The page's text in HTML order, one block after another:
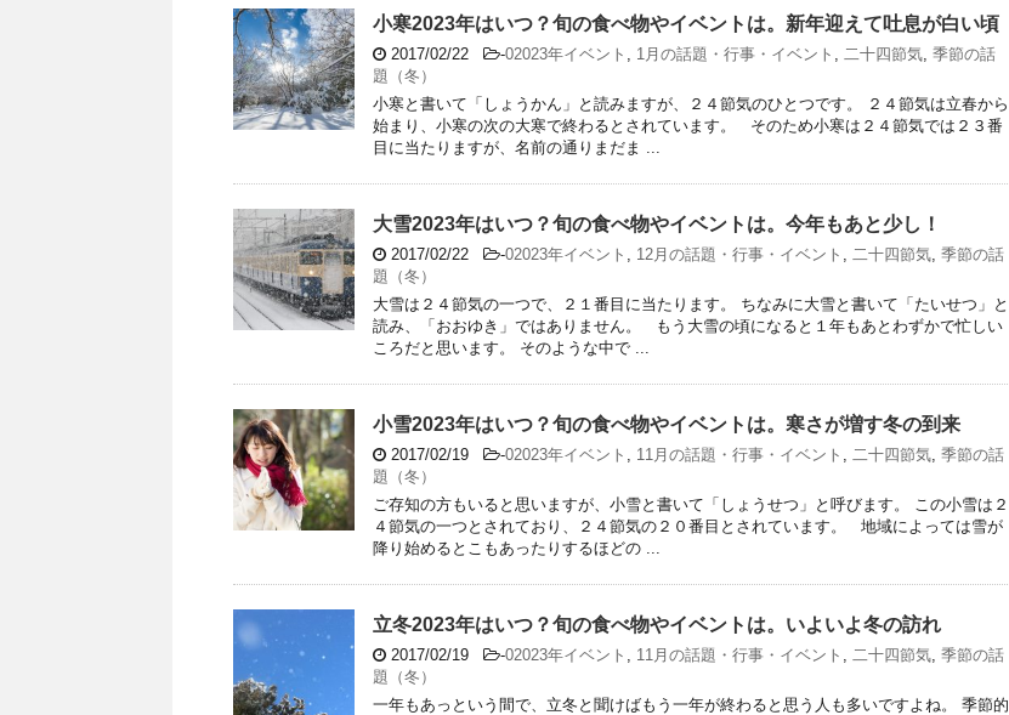
小寒2023年はいつ？旬の食べ物やイベントは。新年迎えて吐息が白い頃
2017/02/22 -02023年イベント , 1月の話題・行事・イベント , 二十四節気, 季節の話
題（冬）
小寒と書いて「しょうかん」と読みますが、２４節気のひとつです。 ２４節気は立春から
始まり、小寒の次の大寒で終わるとされています。 そのため小寒は２４節気では２３番
目に当たりますが、名前の通りまだま ...
大雪2023年はいつ？旬の食べ物やイベントは。今年もあと少し！
2017/02/22 -02023年イベント , 12月の話題・行事・イベント , 二十四節気, 季節の話
題（冬）
大雪は２４節気の一つで、２１番目に当たります。 ちなみに大雪と書いて「たいせつ」と
読み、「おおゆき」ではありません。 もう大雪の頃になると１年もあとわずかで忙しい
ころだと思います。 そのような中で ...
小雪2023年はいつ？旬の食べ物やイベントは。寒さが増す冬の到来
2017/02/19 -02023年イベント , 11月の話題・行事・イベント , 二十四節気, 季節の話
題（冬）
ご存知の方もいると思いますが、小雪と書いて「しょうせつ」と呼びます。 この小雪は２
４節気の一つとされており、２４節気の２０番目とされています。 地域によっては雪が
降り始めるとこもあったりするほどの ...
立冬2023年はいつ？旬の食べ物やイベントは。いよいよ冬の訪れ
2017/02/19 -02023年イベント , 11月の話題・行事・イベント , 二十四節気, 季節の話
題（冬）
一年もあっという間で、立冬と聞けばもう一年が終わると思う人も多いですよね。 季節的